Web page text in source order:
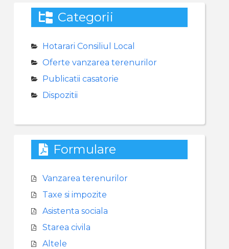
Categorii
Hotarari Consiliul Local
Oferte vanzarea terenurilor
Publicatii casatorie
Dispozitii
Formulare
Vanzarea terenurilor
Taxe si impozite
Asistenta sociala
Starea civila
Altele